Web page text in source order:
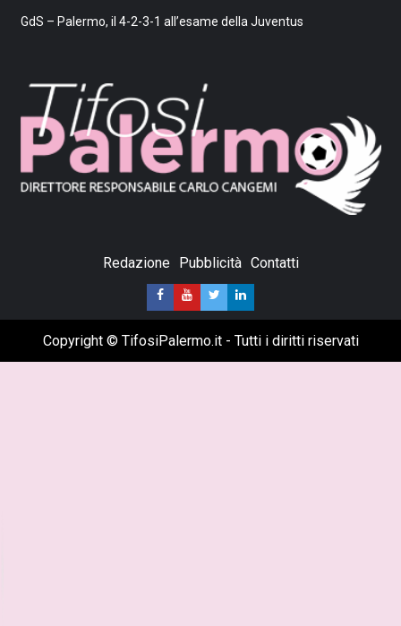
GdS – Palermo, il 4-2-3-1 all’esame della Juventus
Redazione Pubblicità Contatti
Copyright © TifosiPalermo.it - Tutti i diritti riservati